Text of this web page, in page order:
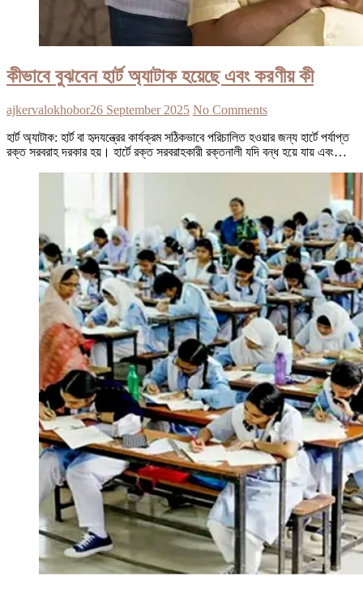
কীভাবে বুঝবেন হার্ট অ্যাটাক হয়েছে এবং করণীয় কী
ajkervalokhobor26 September 2025 No Comments
হার্ট অ্যাটাক: হার্ট বা হৃদযন্ত্রের কার্যক্রম সঠিকভাবে পরিচালিত হওয়ার জন্য হার্টে পর্যাপ্ত
রক্ত সরবরাহ দরকার হয়। হার্টে রক্ত সরবরাহকারী রক্তনালী যদি বন্ধ হয়ে যায় এবং…